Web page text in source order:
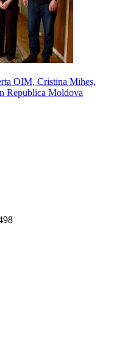
OIM, Cristina Miheș,
Republica Moldova